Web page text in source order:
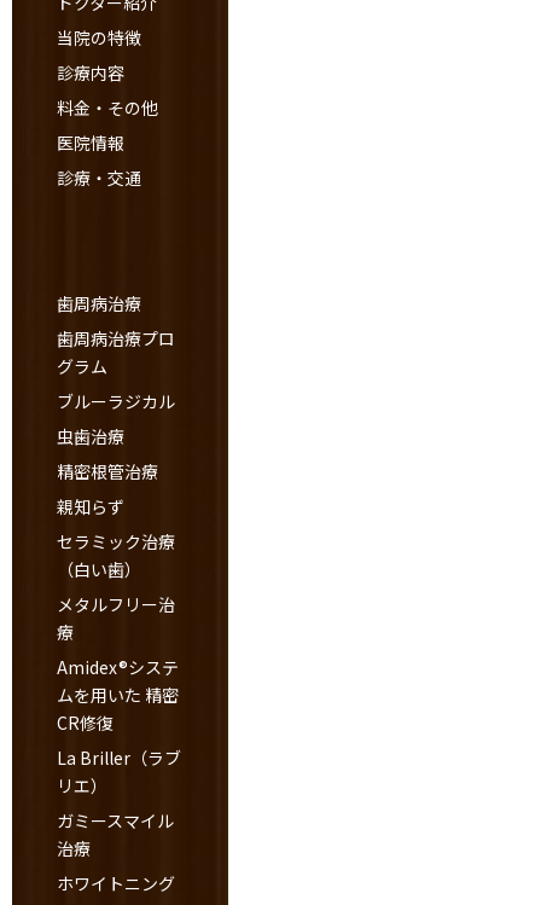
当院の特徴
診療内容
料金・その他
医院情報
診療・交通
歯周病治療
歯周病治療プロ
グラム
ブルーラジカル
虫歯治療
精密根管治療
親知らず
セラミック治療
（白い歯）
メタルフリー治
療
Amidex®システ
ムを用いた 精密
CR修復
La Briller（ラブ
リエ）
ガミースマイル
治療
ホワイトニング